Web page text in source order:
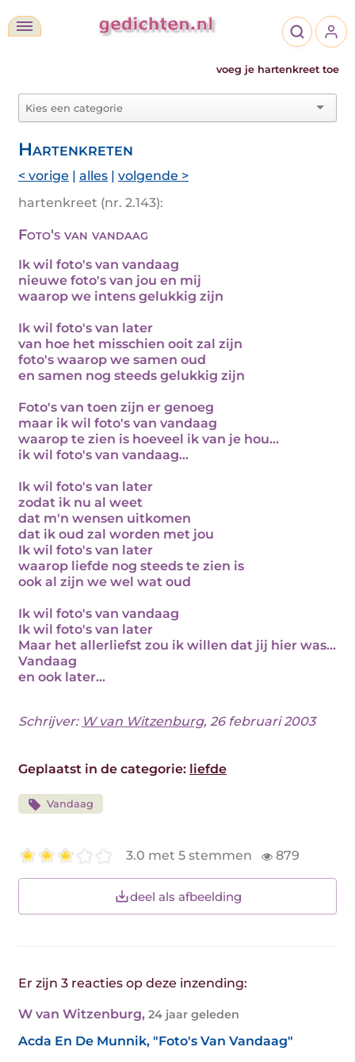
voeg je hartenkreet toe
Hartenkreten
< vorige | alles | volgende >
hartenkreet (nr. 2.143):
Foto's van vandaag
Ik wil foto's van vandaag
nieuwe foto's van jou en mij
waarop we intens gelukkig zijn
Ik wil foto's van later
van hoe het misschien ooit zal zijn
foto's waarop we samen oud
en samen nog steeds gelukkig zijn
Foto's van toen zijn er genoeg
maar ik wil foto's van vandaag
waarop te zien is hoeveel ik van je hou...
ik wil foto's van vandaag...
Ik wil foto's van later
zodat ik nu al weet
dat m'n wensen uitkomen
dat ik oud zal worden met jou
Ik wil foto's van later
waarop liefde nog steeds te zien is
ook al zijn we wel wat oud
Ik wil foto's van vandaag
Ik wil foto's van later
Maar het allerliefst zou ik willen dat jij hier was...
Vandaag
en ook later...
Schrijver: W van Witzenburg, 26 februari 2003
Geplaatst in de categorie: liefde
Vandaag
3.0 met 5 stemmen 879
deel als afbeelding
Er zijn 3 reacties op deze inzending:
W van Witzenburg, 24 jaar geleden
Acda En De Munnik, "Foto's Van Vandaag"